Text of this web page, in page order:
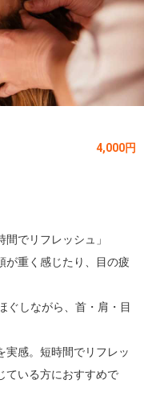
4,000円
でリフレッシュ」
が重く感じたり、目の疲
ぐしながら、首・肩・目
実感。短時間でリフレッ
ている方におすすめで